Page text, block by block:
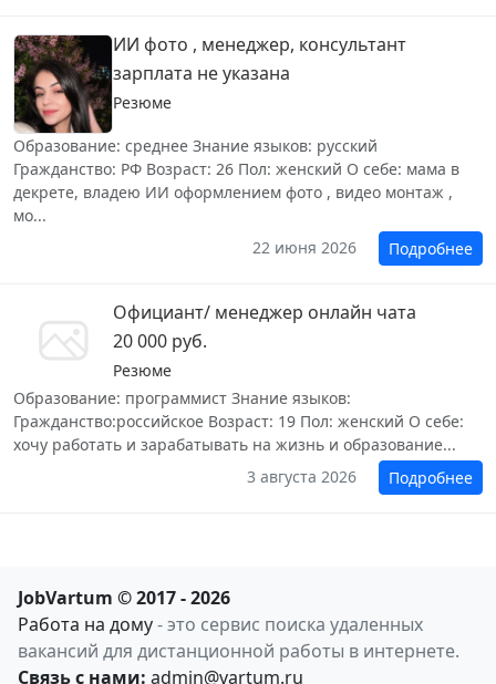
ИИ фото , менеджер, консультант
зарплата не указана
Резюме
Образование: среднее Знание языков: русский
Гражданство: РФ Возраст: 26 Пол: женский О себе: мама в
декрете, владею ИИ оформлением фото , видео монтаж ,
мо...
22 июня 2026
Подробнее
Официант/ менеджер онлайн чата
20 000 руб.
Резюме
Образование: программист Знание языков:
Гражданство:российское Возраст: 19 Пол: женский О себе:
хочу работать и зарабатывать на жизнь и образование...
3 августа 2026
Подробнее
JobVartum © 2017 - 2026
Работа на дому- это сервис поиска удаленных
вакансий для дистанционной работы в интернете.
Связь с нами: admin@vartum.ru